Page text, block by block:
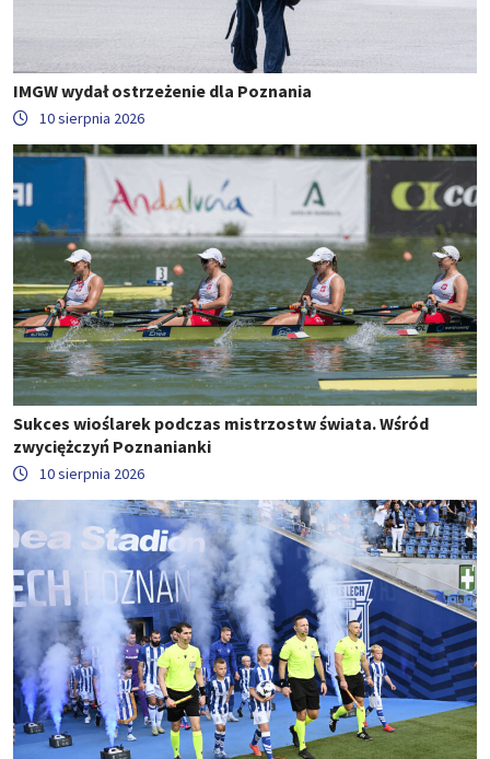
IMGW wydał ostrzeżenie dla Poznania
10 sierpnia 2026
Sukces wioślarek podczas mistrzostw świata. Wśród
zwyciężczyń Poznanianki
10 sierpnia 2026